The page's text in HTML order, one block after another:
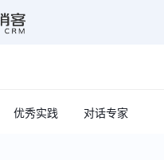
优秀实践 对话专家